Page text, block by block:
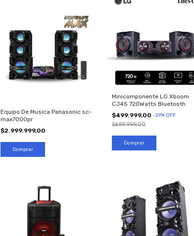
Equipo De Musica Panasonic sc-
max7000pr
$2.999.999,00
Minicomponente LG Xboom
CJ45 720Watts Bluetooth
$499.999,00 -29% OFF
$699.999,00